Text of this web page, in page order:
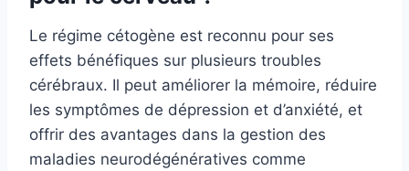
Le régime cétogène est reconnu pour ses
effets bénéfiques sur plusieurs troubles
cérébraux. Il peut améliorer la mémoire, réduire
les symptômes de dépression et d’anxiété, et
offrir des avantages dans la gestion des
maladies neurodégénératives comme